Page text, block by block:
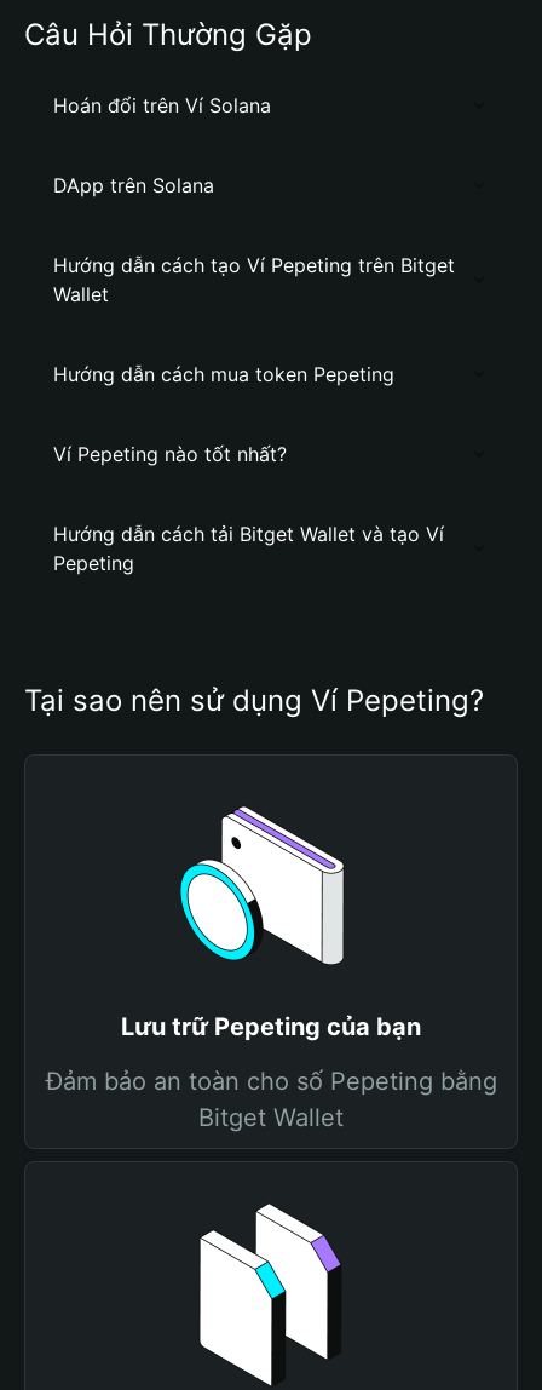
Câu Hỏi Thường Gặp
Hoán đổi trên Ví Solana
DApp trên Solana
Hướng dẫn cách tạo Ví Pepeting trên Bitget
Wallet
Hướng dẫn cách mua token Pepeting
Ví Pepeting nào tốt nhất?
Hướng dẫn cách tải Bitget Wallet và tạo Ví
Pepeting
Tại sao nên sử dụng Ví Pepeting?
Lưu trữ Pepeting của bạn
Đảm bảo an toàn cho số Pepeting bằng
Bitget Wallet